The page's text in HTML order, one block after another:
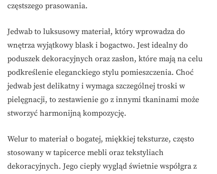
częstszego prasowania.
Jedwab to luksusowy materiał, który wprowadza do
wnętrza wyjątkowy blask i bogactwo. Jest idealny do
poduszek dekoracyjnych oraz zasłon, które mają na celu
podkreślenie eleganckiego stylu pomieszczenia. Choć
jedwab jest delikatny i wymaga szczególnej troski w
pielęgnacji, to zestawienie go z innymi tkaninami może
stworzyć harmonijną kompozycję.
Welur to materiał o bogatej, miękkiej teksturze, często
stosowany w tapicerce mebli oraz tekstyliach
dekoracyjnych. Jego ciepły wygląd świetnie współgra z